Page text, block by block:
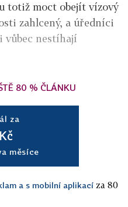
totiž moct obejít vízový
zahlcený, a úředníci
vůbec nestíhají
80 % ČLÁNKU
za
měsíce
a s mobilní aplikací za 80